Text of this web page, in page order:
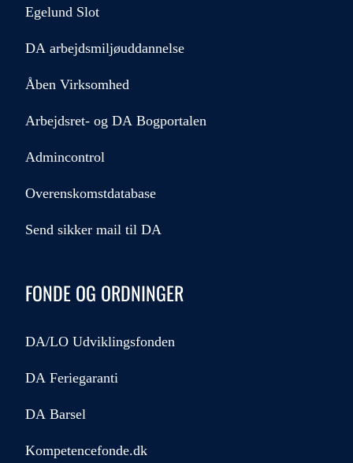
Egelund Slot
DA arbejdsmiljøuddannelse
Åben Virksomhed
Arbejdsret- og DA Bogportalen
Admincontrol
Overenskomstdatabase
Send sikker mail til DA
FONDE OG ORDNINGER
DA/LO Udviklingsfonden
DA Feriegaranti
DA Barsel
Kompetencefonde.dk